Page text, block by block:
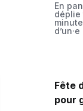
En
déplie
Fête
pour